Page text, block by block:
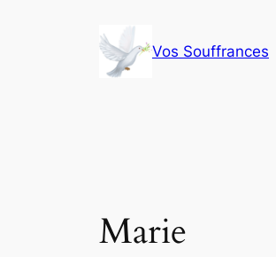
Vos Souffrances
Marie